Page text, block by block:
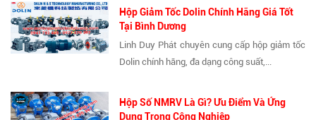
Hộp Giảm Tốc Dolin Chính Hãng Giá Tốt
Tại Bình Dương
Linh Duy Phát chuyên cung cấp hộp giảm tốc
Dolin chính hãng, đa dạng công suất,...
Hộp Số NMRV Là Gì? Ưu Điểm Và Ứng
Dụng Trong Công Nghiệp